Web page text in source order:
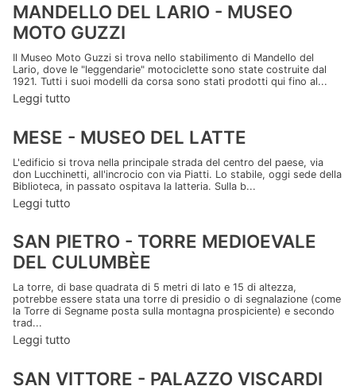
MANDELLO DEL LARIO - MUSEO
MOTO GUZZI
Il Museo Moto Guzzi si trova nello stabilimento di Mandello del
Lario, dove le "leggendarie" motociclette sono state costruite dal
1921. Tutti i suoi modelli da corsa sono stati prodotti qui fino al...
Leggi tutto
MESE - MUSEO DEL LATTE
L'edificio si trova nella principale strada del centro del paese, via
don Lucchinetti, all'incrocio con via Piatti. Lo stabile, oggi sede della
Biblioteca, in passato ospitava la latteria. Sulla b...
Leggi tutto
SAN PIETRO - TORRE MEDIOEVALE
DEL CULUMBÈE
La torre, di base quadrata di 5 metri di lato e 15 di altezza,
potrebbe essere stata una torre di presidio o di segnalazione (come
la Torre di Segname posta sulla montagna prospiciente) e secondo
trad...
Leggi tutto
SAN VITTORE - PALAZZO VISCARDI